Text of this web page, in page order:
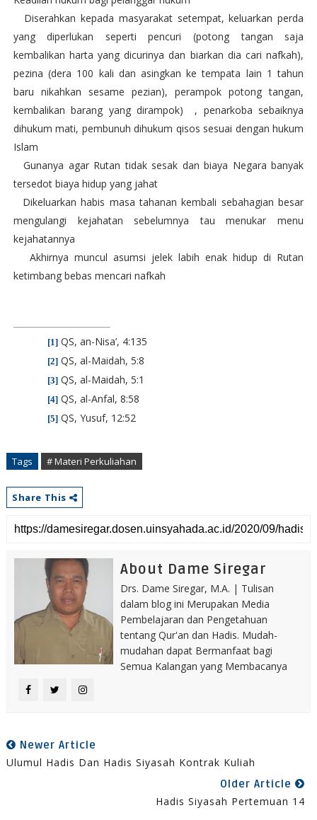
Diserahkan kepada masyarakat setempat, keluarkan perda
yang diperlukan seperti pencuri (potong tangan saja
kembalikan harta yang dicurinya dan biarkan dia cari nafkah),
pezina (dera 100 kali dan asingkan ke tempata lain 1 tahun
baru nikahkan sesame pezian), perampok potong tangan,
kembalikan barang yang dirampok)
, penarkoba sebaiknya
dihukum mati, pembunuh dihukum qisos sesuai dengan hukum
Islam
Gunanya agar Rutan tidak sesak dan biaya Negara banyak
tersedot biaya hidup yang jahat
Dikeluarkan habis masa tahanan kembali sebahagian besar
mengulangi kejahatan sebelumnya tau menukar menu
kejahatannya
Akhirnya muncul asumsi jelek labih enak hidup di Rutan
ketimbang bebas mencari nafkah
[1]QS, an-Nisa’, 4:135
[2]QS, al-Maidah, 5:8
[3]QS, al-Maidah, 5:1
[4]QS, al-Anfal, 8:58
[5]QS, Yusuf, 12:52
Tags # Materi Perkuliahan
Share This
About Dame Siregar
Drs. Dame Siregar, M.A. | Tulisan
dalam blog ini Merupakan Media
Pembelajaran dan Pengetahuan
tentang Qur'an dan Hadis. Mudah-
mudahan dapat Bermanfaat bagi
Semua Kalangan yang Membacanya
Newer Article
Ulumul Hadis Dan Hadis Siyasah Kontrak Kuliah
Older Article
Hadis Siyasah Pertemuan 14